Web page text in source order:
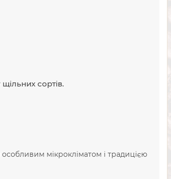
сортів.
особливим мікрокліматом і традицією